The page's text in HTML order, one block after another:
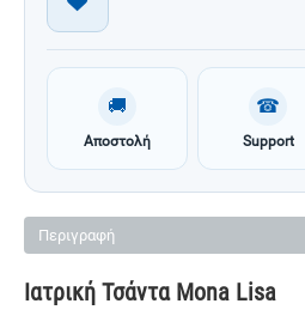
🚚
Αποστολή
☎
Support
Περιγραφή
Ιατρική Τσάντα Mona Lisa